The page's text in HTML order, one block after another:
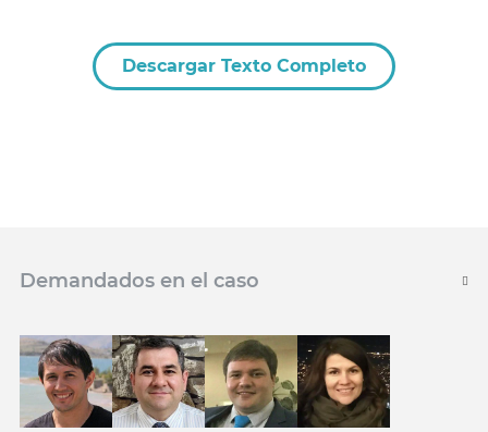
Descargar Texto Completo
Demandados en el caso